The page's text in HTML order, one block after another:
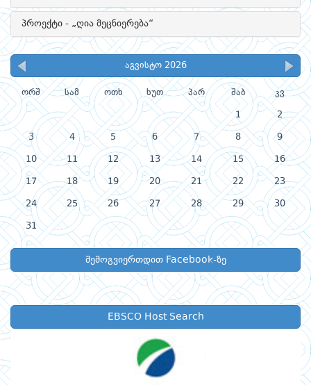
პროექტი - „ღია მეცნიერება“
აგვისტო 2026
ორშ სამ ოთხ ხუთ პარ შაბ კვ
1 2
3 4 5 6 7 8 9
10 11 12 13 14 15 16
17 18 19 20 21 22 23
24 25 26 27 28 29 30
31
შემოგვიერთდით Facebook-ზე
EBSCO Host Search